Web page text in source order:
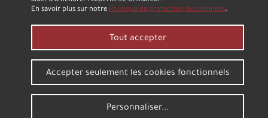
En savoir plus sur notre Politique de protection des données.
Tout accepter
Accepter seulement les cookies fonctionnels
Personnaliser...